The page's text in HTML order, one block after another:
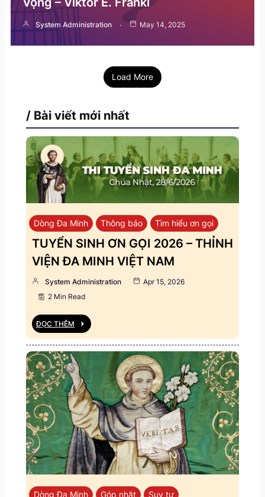
System Administration May 14, 2025
Load More
/ Bài viết mới nhất
Dòng Đa Minh Thông báo Tìm hiểu ơn gọi
TUYỂN SINH ƠN GỌI 2026 – THỈNH
VIỆN ĐA MINH VIỆT NAM
System Administration
Apr 15, 2026
2 Min Read
ĐỌC THÊM
Dòng Đa Minh Góp nhặt Suy tư